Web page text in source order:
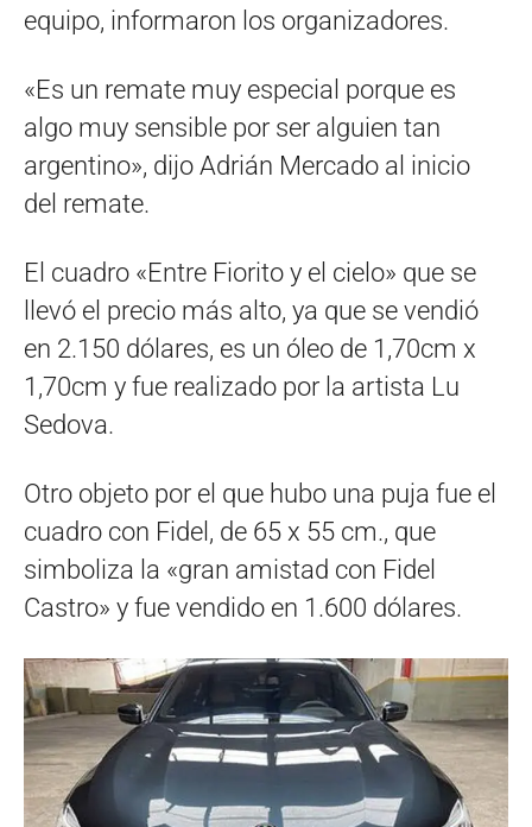
equipo, informaron los organizadores.
«Es un remate muy especial porque es
algo muy sensible por ser alguien tan
argentino», dijo Adrián Mercado al inicio
del remate.
El cuadro «Entre Fiorito y el cielo» que se
llevó el precio más alto, ya que se vendió
en 2.150 dólares, es un óleo de 1,70cm x
1,70cm y fue realizado por la artista Lu
Sedova.
Otro objeto por el que hubo una puja fue el
cuadro con Fidel, de 65 x 55 cm., que
simboliza la «gran amistad con Fidel
Castro» y fue vendido en 1.600 dólares.